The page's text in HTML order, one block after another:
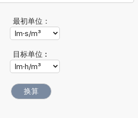
最初单位：
目标单位︰